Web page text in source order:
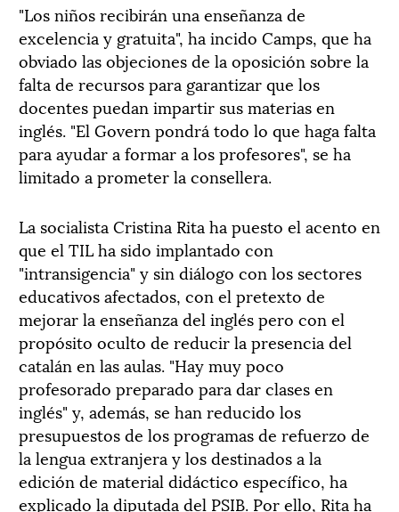
"Los niños recibirán una enseñanza de
excelencia y gratuita", ha incido Camps, que ha
obviado las objeciones de la oposición sobre la
falta de recursos para garantizar que los
docentes puedan impartir sus materias en
inglés. "El Govern pondrá todo lo que haga falta
para ayudar a formar a los profesores", se ha
limitado a prometer la consellera.
La socialista Cristina Rita ha puesto el acento en
que el TIL ha sido implantado con
"intransigencia" y sin diálogo con los sectores
educativos afectados, con el pretexto de
mejorar la enseñanza del inglés pero con el
propósito oculto de reducir la presencia del
catalán en las aulas. "Hay muy poco
profesorado preparado para dar clases en
inglés" y, además, se han reducido los
presupuestos de los programas de refuerzo de
la lengua extranjera y los destinados a la
edición de material didáctico específico, ha
explicado la diputada del PSIB. Por ello, Rita ha